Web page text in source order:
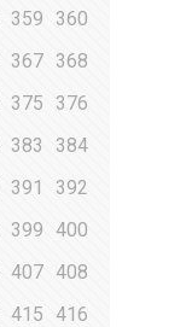
359 360
367 368
375 376
383
384
391
392
399
400
407 408
415
416